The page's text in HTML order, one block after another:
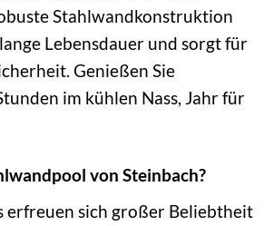
Stahlwandkonstruktion
Lebensdauer und sorgt für
Genießen Sie
im kühlen Nass, Jahr für
von Steinbach?
erfreuen sich großer Beliebtheit